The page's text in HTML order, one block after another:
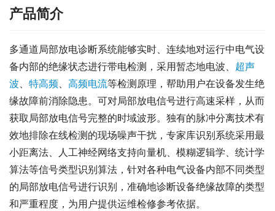
产品简介
多通道局部放电诊断系统能够实时、连续地对运行中电气设
备内部的绝缘状态进行带电检测，采用暂态地电波、 超声
波、 特高频、 高频电流等检测原理，帮助用户在设备发生绝
缘故障前消除隐患。可对局部放电信号进行高速采样，从而
获取局部放电信号完整的时域波形。独有的脉冲分离技术有
效地排除在线检测的现场噪声干扰，专家库识别系统采用最
小距离法、人工神经网络支持向量机、模糊逻辑学、统计学
算法等信号类型识别算法，针对各种电气设备内部不同类型
的局部放电信号进行识别，准确地诊断设备绝缘故障的类型
和严重程度，为用户提供运维检修参考依据。